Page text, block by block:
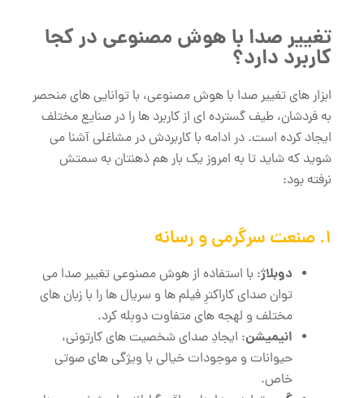
تغییر صدا با هوش مصنوعی در کجا
کاربرد دارد؟
ابزار های تغییر صدا با هوش مصنوعی، با توانایی های منحصر
به فردشان، طیف گسترده ‌ای از کاربرد ها را در صنایع مختلف
ایجاد کرده است. در ادامه با کاربردش در مشاغلی آشنا می
شوید که شاید تا به امروز یک بار هم ذهنتان به سمتش
نرفته بود:
دوبلاژ: با استفاده از هوش مصنوعی تغییر صدا می
‌توان صدای کاراکترِ فیلم ‌ها و سریال‌ ها را با زبان ‌های
مختلف و لهجه‌ های متفاوت دوبله کرد.
انیمیشن: ایجادِ صدای شخصیت‌ های کارتونی،
حیوانات و موجودات خیالی با ویژگی ‌های صوتی
خاص.